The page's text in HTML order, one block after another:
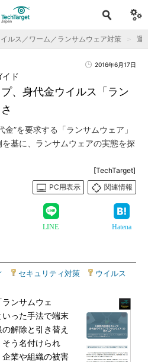
ルス／ワーム／ランサムウェア対策 運
2016年6月17日
、身代金ウイルス「ラン
ド
”を要求する「ランサムウェア」
基に、ランサムウェアの実態を探
[TechTarget]
PC用表示
関連情報
LINE Hatena
セキュリティ対策 ウイルス
ンサムウェ
った手法で端末
解除と引き替え
う名付けられ
業や組織の被害